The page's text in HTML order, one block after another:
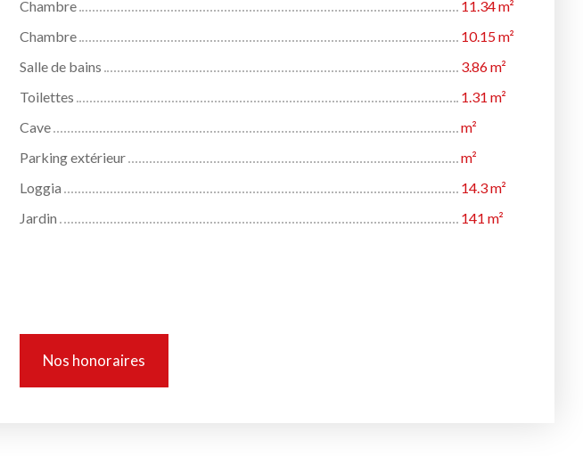
Chambre
11.34 m²
Chambre
10.15 m²
Salle de bains
3.86 m²
Toilettes
1.31 m²
Cave
m²
Parking extérieur
m²
Loggia
14.3 m²
Jardin
141 m²
Nos honoraires